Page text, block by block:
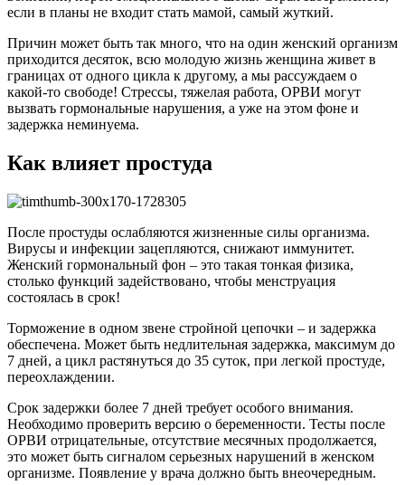
если в планы не входит стать мамой, самый жуткий.
Причин может быть так много, что на один женский организм
приходится десяток, всю молодую жизнь женщина живет в
границах от одного цикла к другому, а мы рассуждаем о
какой-то свободе! Стрессы, тяжелая работа, ОРВИ могут
вызвать гормональные нарушения, а уже на этом фоне и
задержка неминуема.
Как влияет простуда
После простуды ослабляются жизненные силы организма.
Вирусы и инфекции зацепляются, снижают иммунитет.
Женский гормональный фон – это такая тонкая физика,
столько функций задействовано, чтобы менструация
состоялась в срок!
Торможение в одном звене стройной цепочки – и задержка
обеспечена. Может быть недлительная задержка, максимум до
7 дней, а цикл растянуться до 35 суток, при легкой простуде,
переохлаждении.
Срок задержки более 7 дней требует особого внимания.
Необходимо проверить версию о беременности. Тесты после
ОРВИ отрицательные, отсутствие месячных продолжается,
это может быть сигналом серьезных нарушений в женском
организме. Появление у врача должно быть внеочередным.